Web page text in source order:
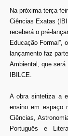
Na próxima terça-
Ciências Exatas
receberá o pré-
Educação Formal”,
lançamento faz
Ambiental, que será
IBILCE.
A obra sintetiza a
ensino em espaço
Ciências,
Português e